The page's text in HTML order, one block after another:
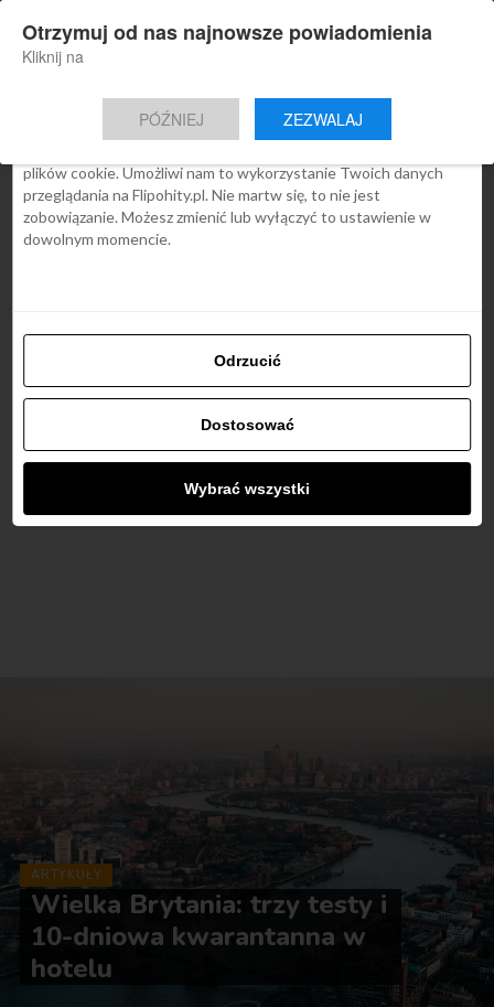
Nowa aplikacja Flipohity
Aktualne wiadomości, artykuły, TOP
Instalacja
ARTYKUŁY
Wielka Brytania: trzy testy i
10-dniowa kwarantanna w
hotelu
Zgoda Szczegóły O cookies
Ta strona używa plików cookies
We Flipo robimy wszystko, aby pokazać Ci tylko te treści, które
plików cookie. Umożliwi nam to wykorzystanie Twoich danych
przeglądania na Flipohity.pl. Nie martw się, to nie jest
zobowiązanie. Możesz zmienić lub wyłączyć to ustawienie w
dowolnym momencie.
Odrzucić
Dostosować
Wybrać wszystki
Otrzymuj od nas najnowsze powiadomienia
Kliknij na
PÓŹNIEJ ZEZWALAJ